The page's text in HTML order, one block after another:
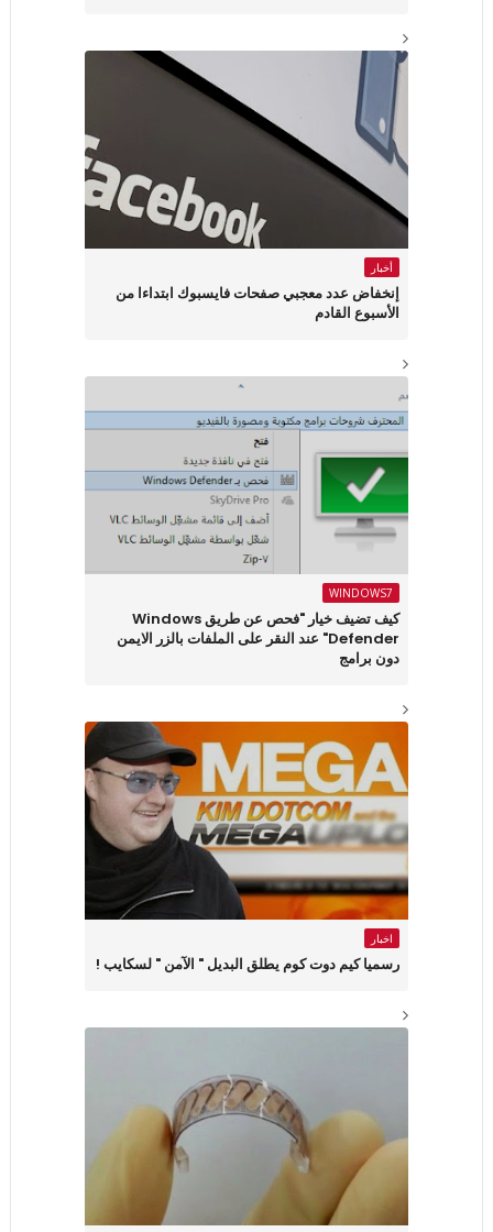
أخبار
إنخفاض عدد معجبي صفحات فايسبوك ابتداءا من
الأسبوع القادم
WINDOWS7
كيف تضيف خيار "فحص عن طريق Windows
Defender" عند النقر على الملفات بالزر الايمن
دون برامج
اخبار
رسميا كيم دوت كوم يطلق البديل " الآمن " لسكايب !